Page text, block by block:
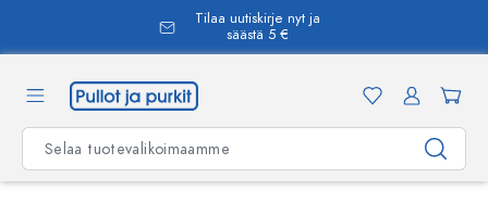
Tilaa uutiskirje nyt ja
säästä 5 €